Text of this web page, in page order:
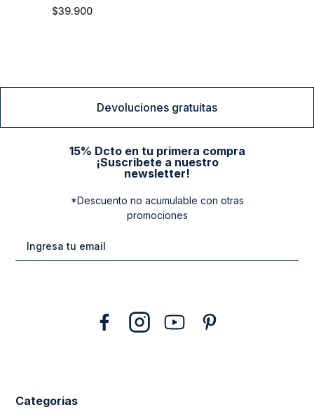
$39.900
Devoluciones gratuitas
15% Dcto en tu primera compra
¡Suscribete a nuestro
newsletter!
*Descuento no acumulable con otras
promociones
Categorias